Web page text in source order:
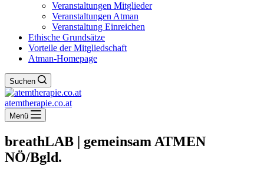
Veranstaltungen Mitglieder
Veranstaltungen Atman
Veranstaltung Einreichen
Ethische Grundsätze
Vorteile der Mitgliedschaft
Atman-Homepage
Suchen
atemtherapie.co.at
Menü
breathLAB | gemeinsam ATMEN
NÖ/Bgld.